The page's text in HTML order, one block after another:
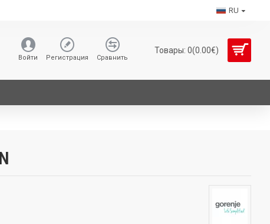
RU
Войти Регистрация Сравнить
Товары: 0(0.00€)